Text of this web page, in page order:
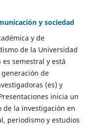
y sociedad
y de
de la Universidad
semestral y está
de
(es) y
inicia un
de la investigación en
periodismo y estudios